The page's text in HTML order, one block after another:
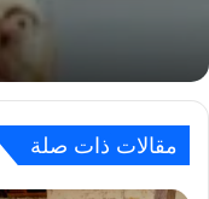
مقالات ذات صلة